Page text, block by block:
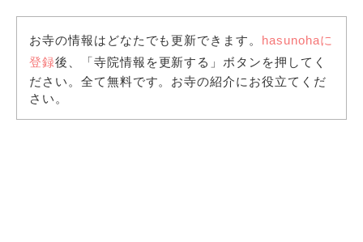
お寺の情報はどなたでも更新できます。 hasunohaに
登録後、「寺院情報を更新する」ボタンを押してく
ださい。全て無料です。お寺の紹介にお役立てくだ
さい。